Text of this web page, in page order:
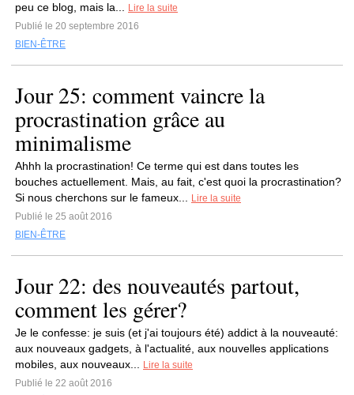
peu ce blog, mais la...
Lire la suite
Publié le 20 septembre 2016
BIEN-ÊTRE
Jour 25: comment vaincre la
procrastination grâce au
minimalisme
Ahhh la procrastination! Ce terme qui est dans toutes les
bouches actuellement. Mais, au fait, c'est quoi la procrastination?
Si nous cherchons sur le fameux...
Lire la suite
Publié le 25 août 2016
BIEN-ÊTRE
Jour 22: des nouveautés partout,
comment les gérer?
Je le confesse: je suis (et j'ai toujours été) addict à la nouveauté:
aux nouveaux gadgets, à l'actualité, aux nouvelles applications
mobiles, aux nouveaux...
Lire la suite
Publié le 22 août 2016